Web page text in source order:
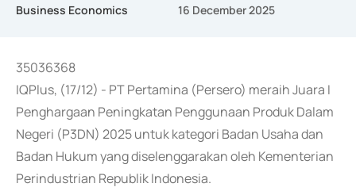
Business Economics 16 December 2025
35036368
IQPlus, (17/12) - PT Pertamina (Persero) meraih Juara I
Penghargaan Peningkatan Penggunaan Produk Dalam
Negeri (P3DN) 2025 untuk kategori Badan Usaha dan
Badan Hukum yang diselenggarakan oleh Kementerian
Perindustrian Republik Indonesia.